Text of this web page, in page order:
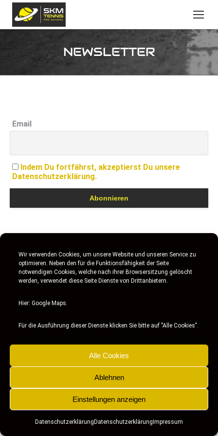
Wir verwenden Cookies, um unsere Website und unseren Service zu
optimieren. Neben den für die Funktionsfähigkeit der Seite
notwendigen Cookies, welche nach ihrer Browsersitzung gelöscht
werden, verwendet diese Seite Dienste von Drittanbietern.
Hier: Google Maps.
Für die Ausführung dieser Dienste klicken Sie bitte auf "Alle Cookies".
Alle Cookies
Ablehnen
Einstellungen anzeigen
Datenschutzerklärung Datenschutzerklärung Impressum
NEWSLETTER
Email
Indem Du fortfährst, akzeptierst Du unsere
Datenschutzerklärung.